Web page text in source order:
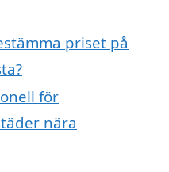
priset på
för
nära